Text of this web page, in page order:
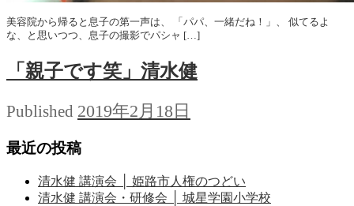
美容院から帰ると息子の第一声は、 「パパ、一緒だね！」、 似てるよ
な、と思いつつ、息子の撮影でパシャ […]
「親子です笑」清水健
Published 2019年2月18日
最近の投稿
清水健 講演会 │ 姫路市人権のつどい
清水健 講演会・研修会 │ 城星学園小学校